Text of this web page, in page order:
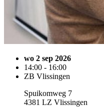
wo 2 sep 2026
14:00 - 16:00
ZB Vlissingen
Spuikomweg 7
4381 LZ Vlissingen